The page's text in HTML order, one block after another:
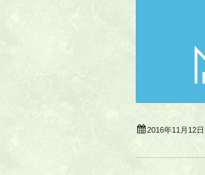
2016年11月12日